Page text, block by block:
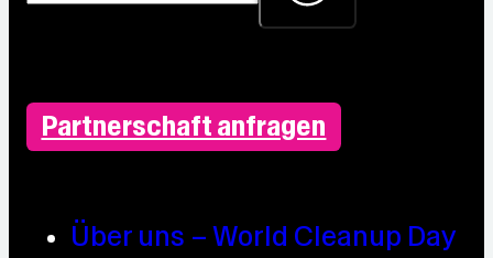
Partnerschaft anfragen
Über uns – World Cleanup Day